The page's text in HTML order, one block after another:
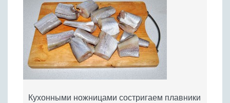
Кухонными ножницами состригаем плавники